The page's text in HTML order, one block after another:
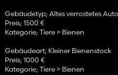
Gebäudetyp; Altes verrostetes
Preis; 1500 €
Kategorie; Tiere > Bienen
Gebäudeart; Kleiner Bienenstock
Preis; 1000 €
Kategorie; Tiere > Bienen